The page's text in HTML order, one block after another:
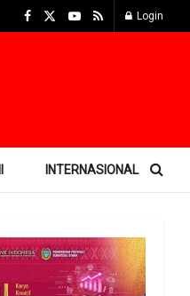
Login
INTERNASIONAL